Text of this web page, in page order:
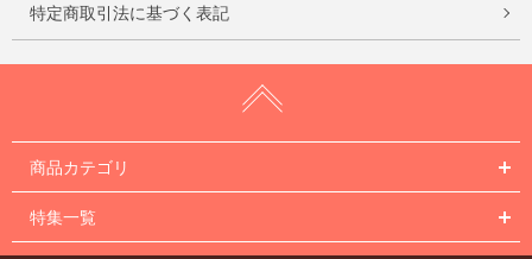
特定商取引法に基づく表記
商品カテゴリ
特集一覧